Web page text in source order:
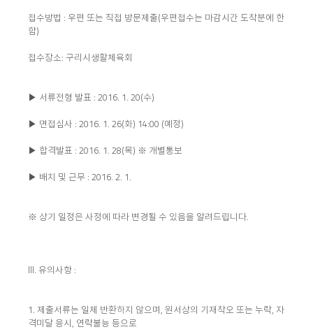
접수방법 : 우편 또는 직접 방문제출(우편접수는 마감시간 도착분에 한
함)
접수장소: 구리시생활체육회
▶ 서류전형 발표 : 2016. 1. 20(수)
▶ 면접심사 : 2016. 1. 26(화) 14:00 (예정)
▶ 합격발표 : 2016. 1. 28(목) ※ 개별통보
▶ 배치 및 근무 : 2016. 2. 1.
※ 상기 일정은 사정에 따라 변경될 수 있음을 알려드립니다.
III. 유의사항 :
1. 제출서류는 일체 반환하지 않으며, 원서상의 기재착오 또는 누락, 자
격미달 응시, 연락불능 등으로